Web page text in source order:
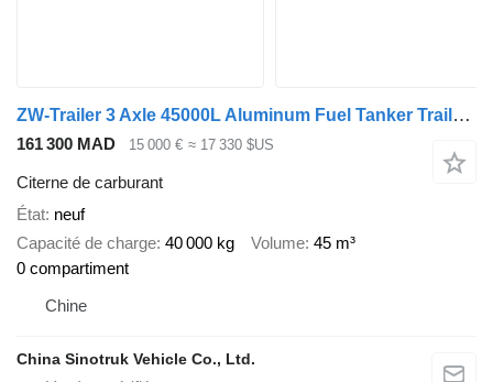
ZW-Trailer 3 Axle 45000L Aluminum Fuel Tanker Trailer for Mexico
161 300 MAD 15 000 € ≈ 17 330 $US
Citerne de carburant
État neuf
Capacité de charge 40 000 kg Volume 45 m³
0 compartiment
Chine
China Sinotruk Vehicle Co., Ltd.